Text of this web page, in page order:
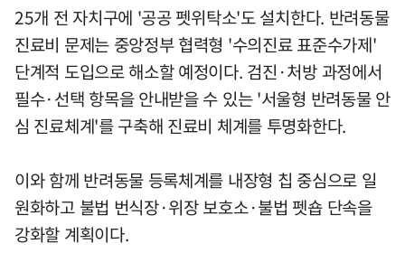
25개 전 자치구에 '공공 펫위탁소'도 설치한다. 반려동물
진료비 문제는 중앙정부 협력형 '수의진료 표준수가제'
단계적 도입으로 해소할 예정이다. 검진·처방 과정에서
필수·선택 항목을 안내받을 수 있는 '서울형 반려동물 안
심 진료체계'를 구축해 진료비 체계를 투명화한다.
이와 함께 반려동물 등록체계를 내장형 칩 중심으로 일
원화하고 불법 번식장·위장 보호소·불법 펫숍 단속을
강화할 계획이다.